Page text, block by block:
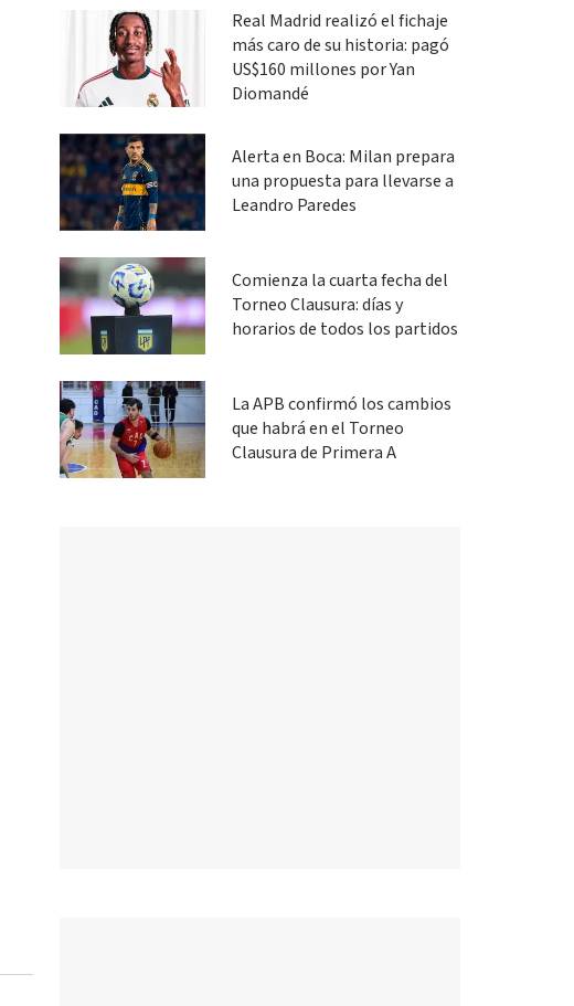
Real Madrid realizó el fichaje
más caro de su historia: pagó
US$160 millones por Yan
Diomandé
Alerta en Boca: Milan prepara
una propuesta para llevarse a
Leandro Paredes
Comienza la cuarta fecha del
Torneo Clausura: días y
horarios de todos los partidos
La APB confirmó los cambios
que habrá en el Torneo
Clausura de Primera A